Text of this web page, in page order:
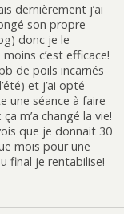
dernièrement j’ai
son propre
donc je le
c’est efficace!
de poils incarnés
et j’ai opté
une séance à faire
m’a changé la vie!
que je donnait 30
mois pour une
final je rentabilise!